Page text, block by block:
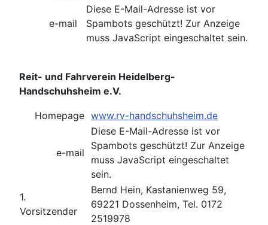
e-mail
Diese E-Mail-Adresse ist vor
Spambots geschützt! Zur Anzeige
muss JavaScript eingeschaltet sein.
Reit- und Fahrverein Heidelberg-
Handschuhsheim e.V.
Homepage www.rv-handschuhsheim.de
e-mail
Diese E-Mail-Adresse ist vor
Spambots geschützt! Zur Anzeige
muss JavaScript eingeschaltet
sein.
1.
Vorsitzender
Bernd Hein, Kastanienweg 59,
69221 Dossenheim, Tel. 0172
2519978